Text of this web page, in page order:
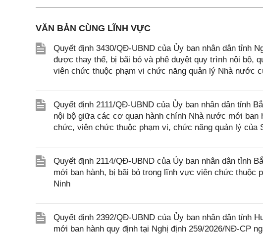
VĂN BẢN CÙNG LĨNH VỰC
Quyết định 3430/QĐ-UBND của Ủy ban nhân dân tỉnh
được thay thế, bị bãi bỏ và phê duyệt quy trình nội bộ,
viên chức thuộc phạm vi chức năng quản lý Nhà nước
Quyết định 2111/QĐ-UBND của Ủy ban nhân dân tỉnh
nội bộ giữa các cơ quan hành chính Nhà nước mới
chức, viên chức thuộc phạm vi, chức năng quản lý của
Quyết định 2114/QĐ-UBND của Ủy ban nhân dân tỉnh
mới ban hành, bị bãi bỏ trong lĩnh vực viên chức thuộc
Ninh
Quyết định 2392/QĐ-UBND của Ủy ban nhân dân tỉnh
mới ban hành quy định tại Nghị định 259/2026/NĐ-CP